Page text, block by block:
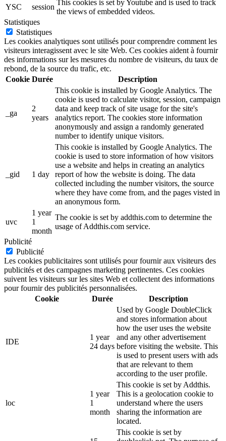
YSC
session
This cookies is set by Youtube and is used to track
the views of embedded videos.
Statistiques
Statistiques
Les cookies analytiques sont utilisés pour comprendre comment les
visiteurs interagissent avec le site Web. Ces cookies aident à fournir
des informations sur les mesures du nombre de visiteurs, du taux de
rebond, de la source du trafic, etc.
Cookie Durée Description
_ga
2
years
This cookie is installed by Google Analytics. The
cookie is used to calculate visitor, session, campaign
data and keep track of site usage for the site's
analytics report. The cookies store information
anonymously and assign a randomly generated
number to identify unique visitors.
_gid 1 day
This cookie is installed by Google Analytics. The
cookie is used to store information of how visitors
use a website and helps in creating an analytics
report of how the website is doing. The data
collected including the number visitors, the source
where they have come from, and the pages visted in
an anonymous form.
uvc
1 year
1
month
The cookie is set by addthis.com to determine the
usage of Addthis.com service.
Publicité
Publicité
Les cookies publicitaires sont utilisés pour fournir aux visiteurs des
publicités et des campagnes marketing pertinentes. Ces cookies
suivent les visiteurs sur les sites Web et collectent des informations
pour fournir des publicités personnalisées.
Cookie
Durée Description
IDE
1 year
24 days
Used by Google DoubleClick
and stores information about
how the user uses the website
and any other advertisement
before visiting the website. This
is used to present users with ads
that are relevant to them
according to the user profile.
loc
1 year
1
month
This cookie is set by Addthis.
This is a geolocation cookie to
understand where the users
sharing the information are
located.
This cookie is set by